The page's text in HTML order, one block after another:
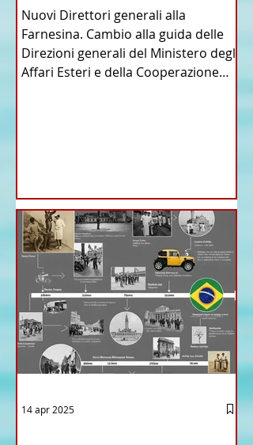
Nuovi Direttori generali alla
Farnesina. Cambio alla guida delle
Direzioni generali del Ministero degli
Affari Esteri e della Cooperazione
14 apr 2025